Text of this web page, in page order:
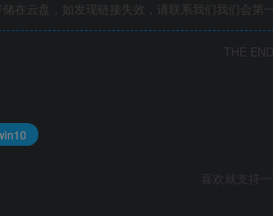
在云盘，如发现链接失效，请联系我们我们会第一
THE END
喜欢就支持